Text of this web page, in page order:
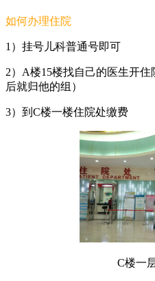
如何办理住院
1 ）挂号儿科普通号即可
2）A楼15楼找自己的医生开
后就归他的组）
3）到C楼一楼住院处缴费
C楼一